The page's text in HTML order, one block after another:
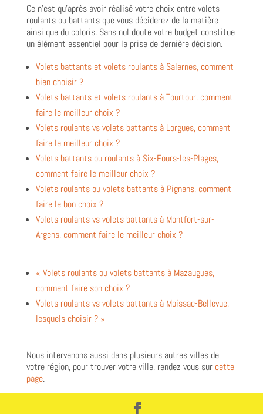
Ce n’est qu’après avoir réalisé votre choix entre volets
roulants ou battants que vous déciderez de la matière
ainsi que du coloris. Sans nul doute votre budget constitue
un élément essentiel pour la prise de dernière décision.
Volets battants et volets roulants à Salernes, comment
bien choisir ?
Volets battants et volets roulants à Tourtour, comment
faire le meilleur choix ?
Volets roulants vs volets battants à Lorgues, comment
faire le meilleur choix ?
Volets battants ou roulants à Six-Fours-les-Plages,
comment faire le meilleur choix ?
Volets roulants ou volets battants à Pignans, comment
faire le bon choix ?
Volets roulants vs volets battants à Montfort-sur-
Argens, comment faire le meilleur choix ?
« Volets roulants ou volets battants à Mazaugues,
comment faire son choix ?
Volets roulants vs volets battants à Moissac-Bellevue,
lesquels choisir ? »
Nous intervenons aussi dans plusieurs autres villes de
votre région, pour trouver votre ville, rendez vous sur cette
page.